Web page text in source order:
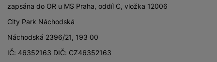
zapsána do OR u MS Praha, oddíl C, vložka 12006
City Park Náchodská
Náchodská 2396/21, 193 00
IČ: 46352163 DIČ: CZ46352163